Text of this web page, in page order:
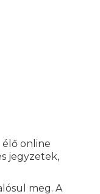
online
jegyzetek,
meg. A